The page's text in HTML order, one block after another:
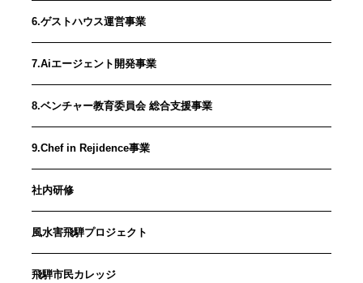
6.ゲストハウス運営事業
7.Aiエージェント開発事業
8.ベンチャー教育委員会 総合支援事業
9.Chef in Rejidence事業
社内研修
風水害飛騨プロジェクト
飛騨市民カレッジ